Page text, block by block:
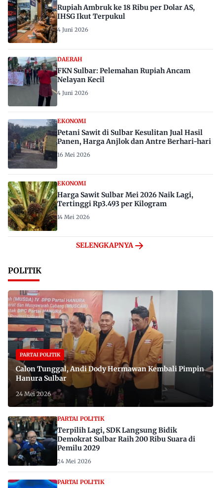
Rupiah Ambruk ke 18 Ribu per Dolar AS,
IHSG Ikut Terpukul
4 Juni 2026
DAERAH
FKN Sulbar: Pelemahan Rupiah Ancam
Nelayan Kecil
4 Juni 2026
EKONOMI
Petani Sawit di Sulbar Kesulitan Jual Hasil
Panen, Harga Anjlok dan Antre Berhari-hari
16 Mei 2026
EKONOMI
Harga Sawit Sulbar Mei 2026 Naik Lagi,
Tertinggi Rp3.493 per Kilogram
14 Mei 2026
SELENGKAPNYA
POLITIK
PARTAI POLITIK
Calon Tunggal, Andi Dody Hermawan Kembali Pimpin
Hanura Sulbar
24 Mei 2026
PARTAI POLITIK
Terpilih Lagi, SDK Langsung Bidik
Demokrat Sulbar Raih 200 Ribu Suara di
Pemilu 2029
24 Mei 2026
PARTAI POLITIK